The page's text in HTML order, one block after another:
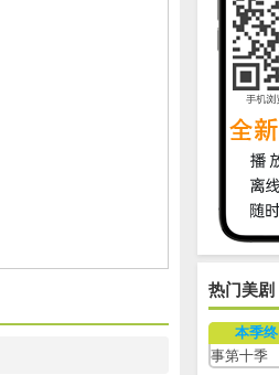
热门美剧
本季终